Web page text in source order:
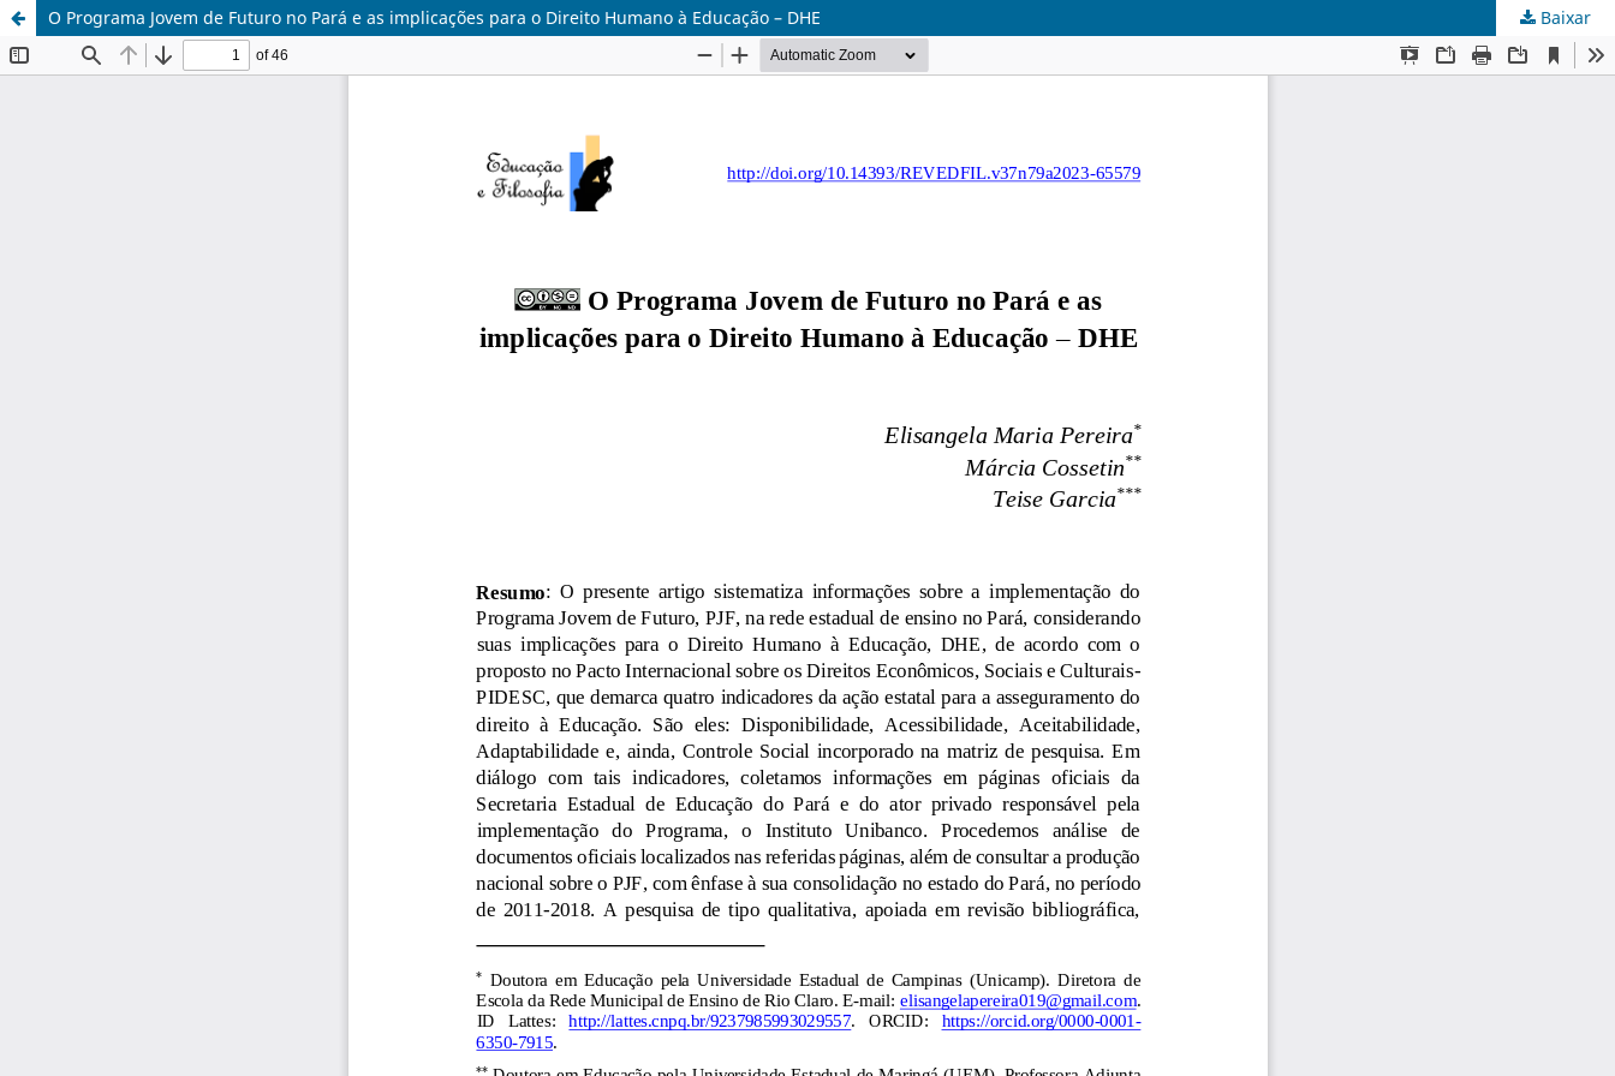
O Programa Jovem de Futuro no Pará e as implicações para o Direito Humano à Educação – DHE Baixar